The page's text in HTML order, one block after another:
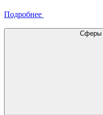
Подробнее
Сферы